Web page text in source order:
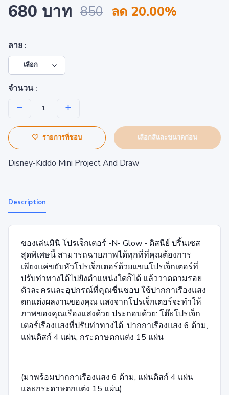
680 บาท 850 ลด 20.00%
ลาย :
จำนวน :
รายการที่ชอบ เลือกสีและขนาดก่อน
Disney-Kiddo Mini Project And Draw
Description
ของเล่นมินิ โปรเจ็กเตอร์ -N- Glow - ดิสนีย์ ปริ้นเซส
สุดพิเศษนี้ สามารถฉายภาพได้ทุกที่ที่คุณต้องการ
เพียงแค่ขยับหัวโปรเจ็กเตอร์ด้วยแขนโปรเจ็กเตอร์ที่
ปรับท่าทางได้ไปยังตำแหน่งใดก็ได้ แล้ววาดตามรอย
ตัวละครและอุปกรณ์ที่คุณชื่นชอบ ใช้ปากกาเรืองแสง
ตกแต่งผลงานของคุณ แสงจากโปรเจ็กเตอร์จะทำให้
ภาพของคุณเรืองแสงด้วย ประกอบด้วย: โต๊ะโปรเจ็ก
เตอร์เรืองแสงที่ปรับท่าทางได้, ปากกาเรืองแสง 6 ด้าม,
แผ่นดิสก์ 4 แผ่น, กระดาษตกแต่ง 15 แผ่น
(มาพร้อมปากกาเรืองแสง 6 ด้าม, แผ่นดิสก์ 4 แผ่น
และกระดาษตกแต่ง 15 แผ่น)